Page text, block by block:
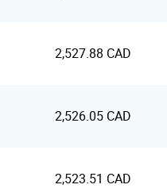
2,527.88 CAD
2,526.05 CAD
2,523.51 CAD